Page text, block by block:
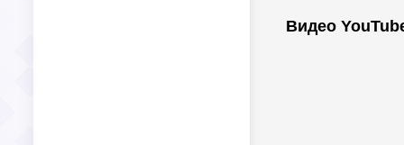
Видео